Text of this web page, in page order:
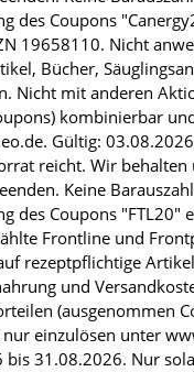
des Coupons
19658110. Nicht
Bücher,
Nicht mit anderen
kombinierbar
Gültig:
reicht. Wir behalten
Keine
des Coupons "FTL20"
Frontline und
rezeptpflichtige
und
(ausgenommen
einzulösen unter
bis 31.08.2026. Nur